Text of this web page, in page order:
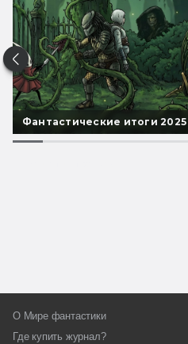
Фантастические итоги 2025
О Мире фантастики
Где купить журнал?